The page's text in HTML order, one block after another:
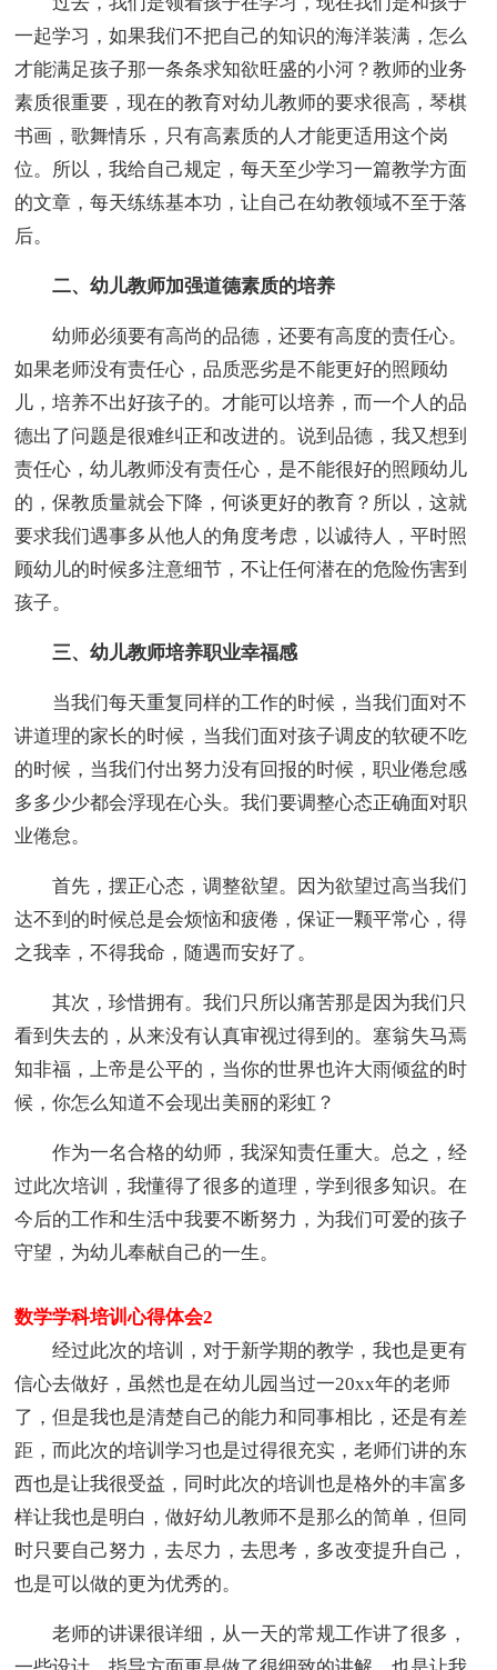
一起学习，如果我们不把自己的知识的海洋装满，怎么
才能满足孩子那一条条求知欲旺盛的小河？教师的业务
素质很重要，现在的教育对幼儿教师的要求很高，琴棋
书画，歌舞情乐，只有高素质的人才能更适用这个岗
位。所以，我给自己规定，每天至少学习一篇教学方面
的文章，每天练练基本功，让自己在幼教领域不至于落
后。
二、幼儿教师加强道德素质的培养
幼师必须要有高尚的品德，还要有高度的责任心。
如果老师没有责任心，品质恶劣是不能更好的照顾幼
儿，培养不出好孩子的。才能可以培养，而一个人的品
德出了问题是很难纠正和改进的。说到品德，我又想到
责任心，幼儿教师没有责任心，是不能很好的照顾幼儿
的，保教质量就会下降，何谈更好的教育？所以，这就
要求我们遇事多从他人的角度考虑，以诚待人，平时照
顾幼儿的时候多注意细节，不让任何潜在的危险伤害到
孩子。
三、幼儿教师培养职业幸福感
当我们每天重复同样的工作的时候，当我们面对不
讲道理的家长的时候，当我们面对孩子调皮的软硬不吃
的时候，当我们付出努力没有回报的时候，职业倦怠感
多多少少都会浮现在心头。我们要调整心态正确面对职
业倦怠。
首先，摆正心态，调整欲望。因为欲望过高当我们
达不到的时候总是会烦恼和疲倦，保证一颗平常心，得
之我幸，不得我命，随遇而安好了。
其次，珍惜拥有。我们只所以痛苦那是因为我们只
看到失去的，从来没有认真审视过得到的。塞翁失马焉
知非福，上帝是公平的，当你的世界也许大雨倾盆的时
候，你怎么知道不会现出美丽的彩虹？
作为一名合格的幼师，我深知责任重大。总之，经
过此次培训，我懂得了很多的道理，学到很多知识。在
今后的工作和生活中我要不断努力，为我们可爱的孩子
守望，为幼儿奉献自己的一生。
数学学科培训心得体会2
经过此次的培训，对于新学期的教学，我也是更有
信心去做好，虽然也是在幼儿园当过一20xx年的老师
了，但是我也是清楚自己的能力和同事相比，还是有差
距，而此次的培训学习也是过得很充实，老师们讲的东
西也是让我很受益，同时此次的培训也是格外的丰富多
样让我也是明白，做好幼儿教师不是那么的简单，但同
时只要自己努力，去尽力，去思考，多改变提升自己，
也是可以做的更为优秀的。
老师的讲课很详细，从一天的常规工作讲了很多，